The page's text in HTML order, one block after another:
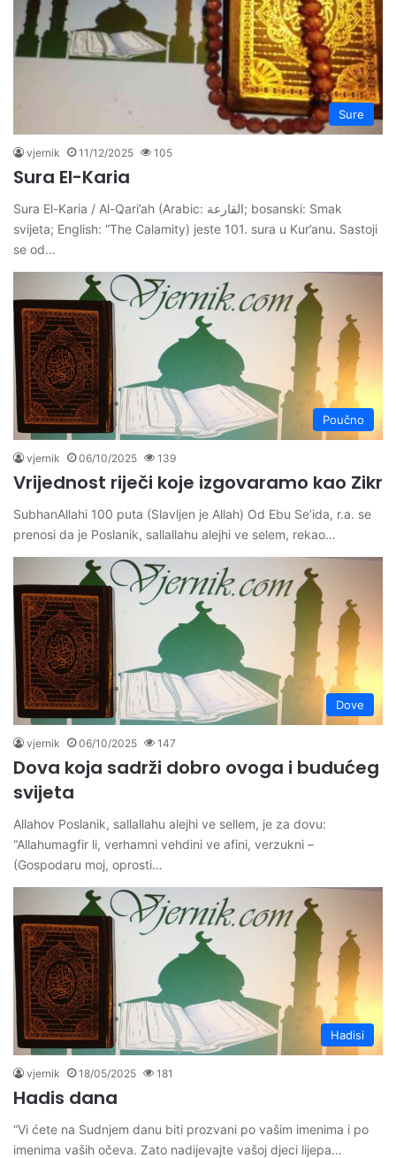
Sure
vjernik 11/12/2025 105
Sura El-Karia
Sura El-Karia / Al-Qari’ah (Arabic: القارعة; bosanski: Smak
svijeta; English: “The Calamity) jeste 101. sura u Kur’anu. Sastoji
se od…
Poučno
vjernik 06/10/2025 139
Vrijednost riječi koje izgovaramo kao Zikr
SubhanAllahi 100 puta (Slavljen je Allah) Od Ebu Se’ida, r.a. se
prenosi da je Poslanik, sallallahu alejhi ve selem, rekao…
Dove
vjernik 06/10/2025 147
Dova koja sadrži dobro ovoga i budućeg
svijeta
Allahov Poslanik, sallallahu alejhi ve sellem, je za dovu:
“Allahumagfir li, verhamni vehdini ve afini, verzukni –
(Gospodaru moj, oprosti…
Hadisi
vjernik 18/05/2025 181
Hadis dana
“Vi ćete na Sudnjem danu biti prozvani po vašim imenima i po
imenima vaših očeva. Zato nadijevajte vašoj djeci lijepa…